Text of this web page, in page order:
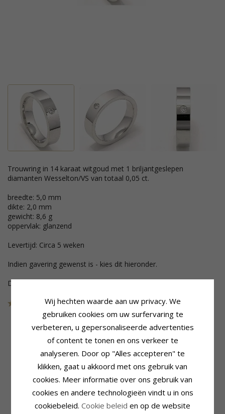
trouwring in 14 karaat witgoud met 1 briljantgeslepen
diamanten Wesselton/VS van totaal 0,05 ct.
breedte: 5,0 mm
dikte: 2,0 mm
gewicht: 8,6 g
oppervlak: glanzend
Levertijd: Circa 5 weken
Indien gavering gewenst is - kies dit hieronder.
Art.nr. 48T200BW50 LAATSTE
Ringtype: Trouwring
14
Edelmetaal:Witgoud
Oppervlak:
Aantal: 1
Slijpsel:Briljantgeslepen
Steen:Diamant
Diamant Kleur:
Wesselton
Diamant Helderheid: VS
Caraat:0,05
Wij hechten waarde aan uw privacy. We
gebruiken cookies om uw surfervaring te
verbeteren, u gepersonaliseerde advertenties
of content te tonen en ons verkeer te
analyseren. Door op "Alles accepteren" te
klikken, gaat u akkoord met ons gebruik van
cookies. Meer informatie over ons gebruik van
cookies en andere technologieën vindt u in ons
cookiebeleid. Cookie beleid en op de website